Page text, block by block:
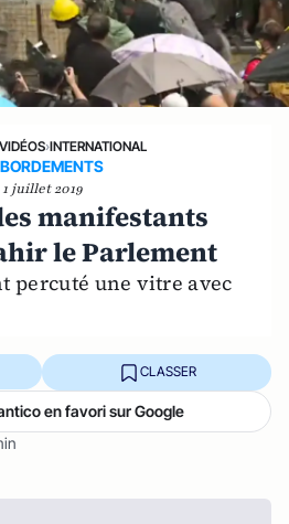
›INTERNATIONAL
1 juillet 2019
manifestants
le Parlement
percuté une vitre avec
CLASSER
en favori sur Google